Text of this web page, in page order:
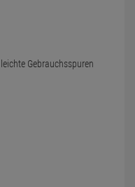
Gebrauchsspuren